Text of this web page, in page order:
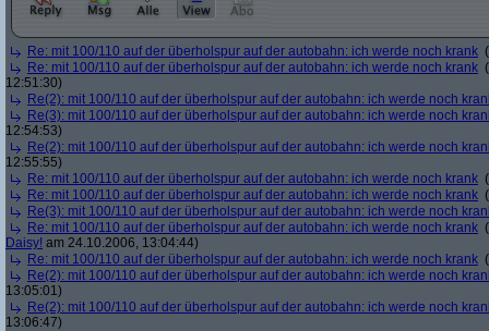
Re: mit 100/110 auf der überholspur auf der autobahn: ich werde noch krank (
Re: mit 100/110 auf der überholspur auf der autobahn: ich werde noch krank (
12:51:30)
Re(2): mit 100/110 auf der überholspur auf der autobahn: ich werde noch
Re(3): mit 100/110 auf der überholspur auf der autobahn: ich werde noch
12:54:53)
Re(2): mit 100/110 auf der überholspur auf der autobahn: ich werde noch
12:55:55)
Re: mit 100/110 auf der überholspur auf der autobahn: ich werde noch krank (
Re: mit 100/110 auf der überholspur auf der autobahn: ich werde noch krank (
Re(3): mit 100/110 auf der überholspur auf der autobahn: ich werde noch
Re: mit 100/110 auf der überholspur auf der autobahn: ich werde noch krank (
Daisy! am 24.10.2006, 13:04:44)
Re: mit 100/110 auf der überholspur auf der autobahn: ich werde noch krank (
Re(2): mit 100/110 auf der überholspur auf der autobahn: ich werde noch
13:05:01)
Re(2): mit 100/110 auf der überholspur auf der autobahn: ich werde noch
13:06:47)